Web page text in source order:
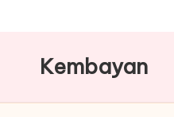
Kembayan